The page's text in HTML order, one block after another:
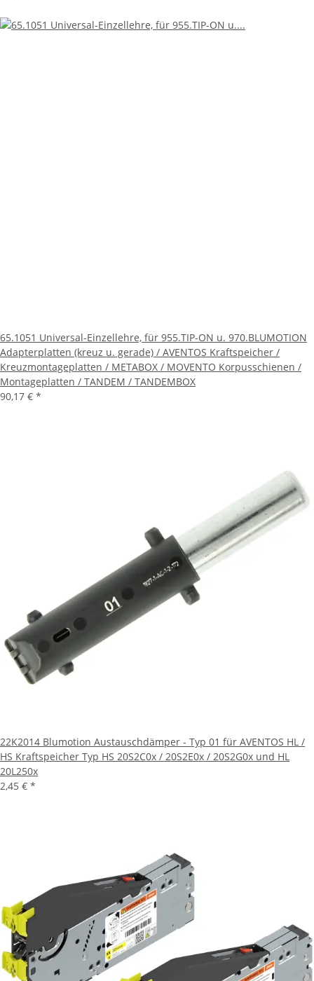
65.1051 Universal-Einzellehre, für 955.TIP-ON u. 970.BLUMOTION
Adapterplatten (kreuz u. gerade) / AVENTOS Kraftspeicher /
Kreuzmontageplatten / METABOX / MOVENTO Korpusschienen /
Montageplatten / TANDEM / TANDEMBOX
90,17 € *
22K2014 Blumotion Austauschdämper - Typ 01 für AVENTOS HL /
HS Kraftspeicher Typ HS 20S2C0x / 20S2E0x / 20S2G0x und HL
20L250x
2,45 € *